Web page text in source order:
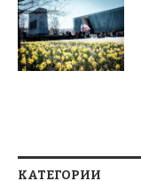
КАТЕГОРИИ